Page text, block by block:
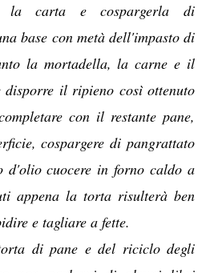
la carta e cospargerla di
base con metà dell'impasto di
la mortadella, la carne e il
disporre il ripieno così ottenuto
con il restante pane,
cospargere di pangrattato
cuocere in forno caldo a
appena la torta risulterà ben
e tagliare a fette.
di pane e del riciclo degli